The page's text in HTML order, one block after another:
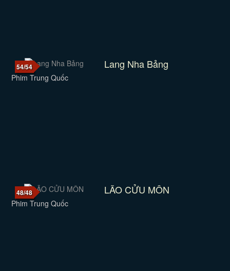
54/54 Lang Nha Bảng
Phim Trung Quốc
48/48 LÃO CỬU MÔN
Phim Trung Quốc